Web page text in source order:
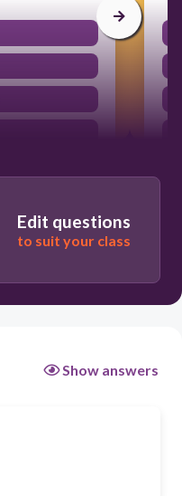
Edit questions
to suit your class
Show answers